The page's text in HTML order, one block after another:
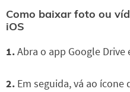
Como baixar foto ou
iOS
1.Abra o app Google
2. Em seguida, vá ao